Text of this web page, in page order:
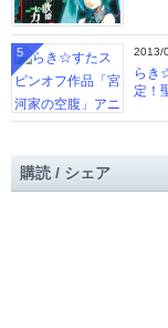
2013/
らき
定！
5
購読 / シェア